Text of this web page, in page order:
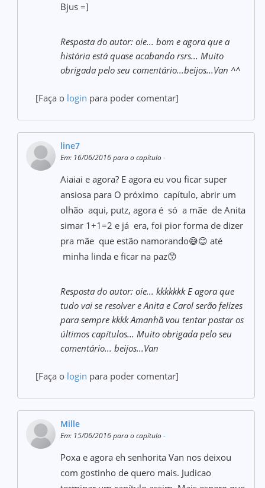
Bjus =]
Resposta do autor: oie... bom e agora que a
história está quase acabando rsrs... Muito
obrigada pelo seu comentário...beijos...Van ^^
[Faça o login para poder comentar]
line7
Em: 16/06/2016 para o capítulo-
Aiaiai e agora? E agora eu vou ficar super
ansiosa para O próximo capítulo, abrir um
olhão aqui, putz, agora é só a mãe de Anita
simar 1+1=2 e já era, foi pior forma de dizer
pra mãe que estão namorando😅😊 até
minha linda e ficar na paz😙
Resposta do autor: oie... kkkkkkk E agora que
tudo vai se resolver e Anita e Carol serão felizes
para sempre kkkk Amanhã vou tentar postar os
últimos capítulos... Muito obrigada pelo seu
comentário... beijos...Van
[Faça o login para poder comentar]
Mille
Em: 15/06/2016 para o capítulo-
Poxa e agora eh senhorita Van nos deixou
com gostinho de quero mais. Judicao